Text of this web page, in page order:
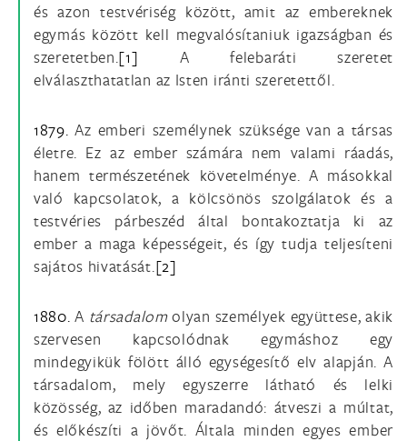
és azon testvériség között, amit az embereknek
egymás között kell megvalósítaniuk igazságban és
szeretetben.[1] A felebaráti szeretet
elválaszthatatlan az Isten iránti szeretettől.
1879. Az emberi személynek szüksége van a társas
életre. Ez az ember számára nem valami ráadás,
hanem természetének követelménye. A másokkal
való kapcsolatok, a kölcsönös szolgálatok és a
testvéries párbeszéd által bontakoztatja ki az
ember a maga képességeit, és így tudja teljesíteni
sajátos hivatását.[2]
1880. A társadalomolyan személyek együttese, akik
szervesen kapcsolódnak egymáshoz egy
mindegyikük fölött álló egységesítő elv alapján. A
társadalom, mely egyszerre látható és lelki
közösség, az időben maradandó: átveszi a múltat,
és előkészíti a jövőt. Általa minden egyes ember